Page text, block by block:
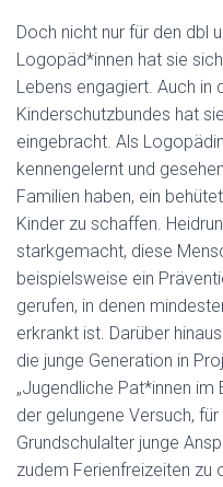
Doch nicht nur für den dbl
Logopäd*innen hat sie
Lebens engagiert. Auch in
Kinderschutzbundes hat
eingebracht. Als
kennengelernt und
Familien haben, ein
Kinder zu schaffen.
starkgemacht, diese
beispielsweise ein
gerufen, in denen
erkrankt ist. Darüber
die junge Generation in
„Jugendliche Pat*innen im
der gelungene Versuch,
Grundschulalter junge
zudem Ferienfreizeiten zu